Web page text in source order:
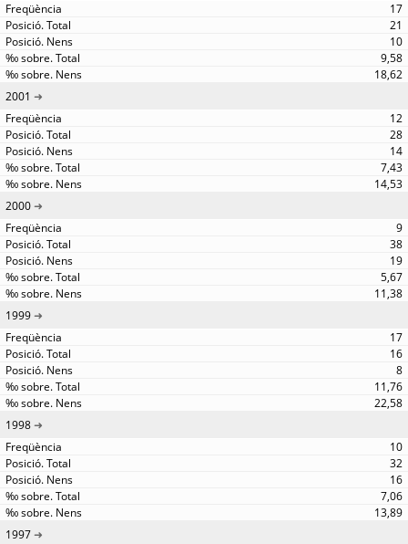
17
21
10
9,58
18,62
2001
12
28
14
7,43
14,53
2000
9
38
19
5,67
11,38
1999
17
16
8
11,76
22,58
1998
10
32
16
7,06
13,89
1997